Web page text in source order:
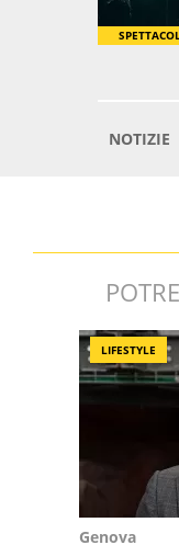
LIFESTYLE
Genova